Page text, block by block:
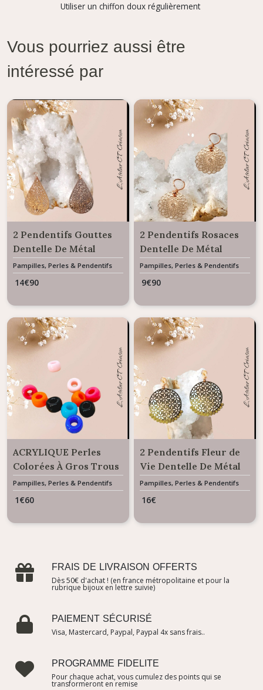
Utiliser un chiffon doux régulièrement
Vous pourriez aussi être
intéressé par
2 Pendentifs Gouttes
Dentelle De Métal
Laiton Doré Rosé
Pampilles, Perles & Pendentifs
Interchangeables
14€90
2 Pendentifs Rosaces
Dentelle De Métal
Laiton Doré Rosé
Pampilles, Perles & Pendentifs
Interchangeables
9€90
ACRYLIQUE Perles
Colorées À Gros Trous
Pampilles, Perles & Pendentifs
Interchangeables
1€60
2 Pendentifs Fleur de
Vie Dentelle De Métal
Acier Doré Rosé
Pampilles, Perles & Pendentifs
Interchangeables
16€
FRAIS DE LIVRAISON OFFERTS
Dès 50€ d'achat ! (en france métropolitaine et pour la
rubrique bijoux en lettre suivie)
PAIEMENT SÉCURISÉ
Visa, Mastercard, Paypal, Paypal 4x sans frais..
PROGRAMME FIDELITE
Pour chaque achat, vous cumulez des points qui se
transformeront en remise